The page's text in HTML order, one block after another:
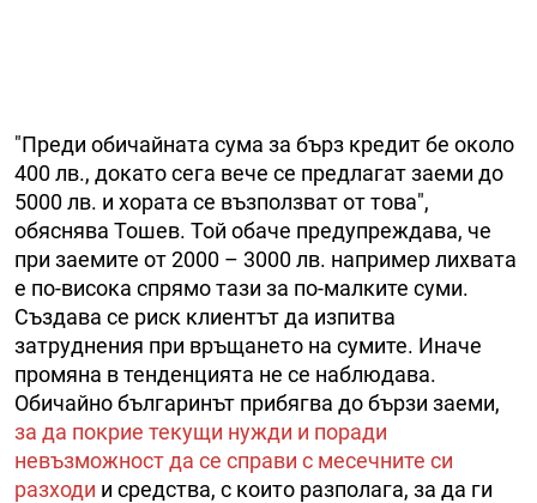
"Преди обичайната сума за бърз кредит бе около
400 лв., докато сега вече се предлагат заеми до
5000 лв. и хората се възползват от това",
обяснява Тошев. Той обаче предупреждава, че
при заемите от 2000 – 3000 лв. например лихвата
е по-висока спрямо тази за по-малките суми.
Създава се риск клиентът да изпитва
затруднения при връщането на сумите. Иначе
промяна в тенденцията не се наблюдава.
Обичайно българинът прибягва до бързи заеми,
за да покрие текущи нужди и поради
невъзможност да се справи с месечните си
разходи и средства, с които разполага, за да ги